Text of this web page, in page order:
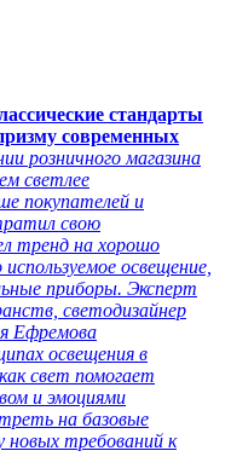
стандарты
современных
розничного магазина
светлее
покупателей и
свою
тренд на хорошо
освещение,
приборы. Эксперт
светодизайнер
Ефремова
освещения в
свет помогает
и эмоциями
на базовые
новых требований к